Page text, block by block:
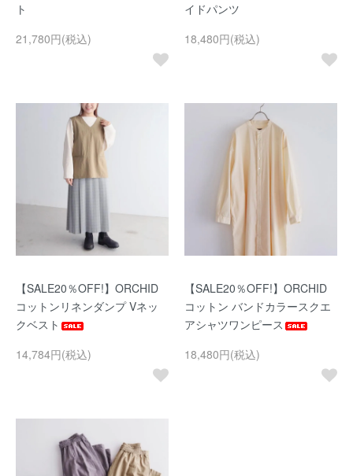
ト
21,780円(税込)
イドパンツ
18,480円(税込)
【SALE20％OFF!】ORCHID
コットンリネンダンプ Vネッ
クベスト
14,784円(税込)
【SALE20％OFF!】ORCHID
コットン バンドカラースクエ
アシャツワンピース
18,480円(税込)